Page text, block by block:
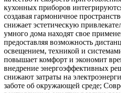
кухонных приборов
создавая гармоничное
снижает эстетическую
умного дома находят свое
предоставляя возможность
освещением, техникой и
повышает комфорт и экономит
внедрение энергоэффективных
снижают затраты на
заботе об окружающей среде;